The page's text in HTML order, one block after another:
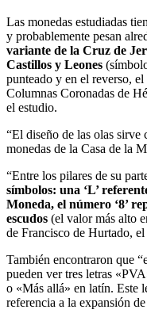
Las monedas estudiadas
y probablemente pesan
variante de la Cruz de
Castillos y Leones
punteado y en el reverso,
Columnas Coronadas de
el estudio.
“El diseño de las olas
monedas de la Casa de la
“Entre los pilares de su
símbolos: una ‘L’
Moneda, el número ‘8’
escudos (el valor más alto
de Francisco de Hurtado,
También encontraron que
pueden ver tres letras
o «Más allá» en latín. Este
referencia a la expansión